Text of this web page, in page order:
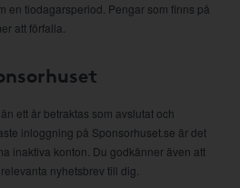
en tiodagarsperiod. Pengar som finns på
att förfalla.
ett år betraktas som avslutat och
inloggning på Sponsorhuset.se är det
inaktiva konton. Du godkänner även att
nyhetsbrev till dig.